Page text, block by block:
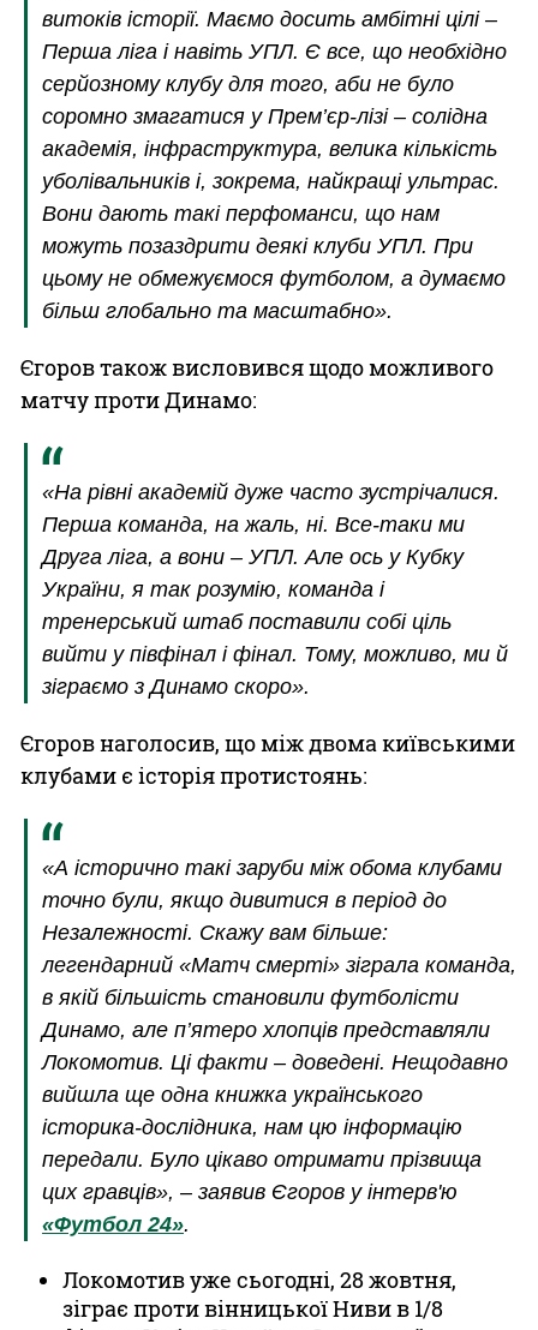
витоків історії. Маємо досить амбітні цілі –
Перша ліга і навіть УПЛ. Є все, що необхідно
серйозному клубу для того, аби не було
соромно змагатися у Прем’єр-лізі – солідна
академія, інфраструктура, велика кількість
уболівальників і, зокрема, найкращі ультрас.
Вони дають такі перфоманси, що нам
можуть позаздрити деякі клуби УПЛ. При
цьому не обмежуємося футболом, а думаємо
більш глобально та масштабно».
Єгоров також висловився щодо можливого
матчу проти Динамо:
«На рівні академій дуже часто зустрічалися.
Перша команда, на жаль, ні. Все-таки ми
Друга ліга, а вони – УПЛ. Але ось у Кубку
України, я так розумію, команда і
тренерський штаб поставили собі ціль
вийти у півфінал і фінал. Тому, можливо, ми й
зіграємо з Динамо скоро».
Єгоров наголосив, що між двома київськими
клубами є історія протистоянь:
«А історично такі заруби між обома клубами
точно були, якщо дивитися в період до
Незалежності. Скажу вам більше:
легендарний «Матч смерті» зіграла команда,
в якій більшість становили футболісти
Динамо, але п’ятеро хлопців представляли
Локомотив. Ці факти – доведені. Нещодавно
вийшла ще одна книжка українського
історика-дослідника, нам цю інформацію
передали. Було цікаво отримати прізвища
цих гравців», – заявив Єгоров у інтерв'ю
«Футбол 24».
Локомотив уже сьогодні, 28 жовтня,
зіграє проти вінницької Ниви в 1/8